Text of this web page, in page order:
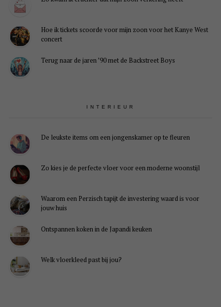
Hoe ik tickets scoorde voor mijn zoon voor het Kanye West
concert
Terug naar de jaren ’90 met de Backstreet Boys
INTERIEUR
De leukste items om een jongenskamer op te fleuren
Zo kies je de perfecte vloer voor een moderne woonstijl
Waarom een Perzisch tapijt de investering waard is voor
jouw huis
Ontspannen koken in de Japandi keuken
Welk vloerkleed past bij jou?